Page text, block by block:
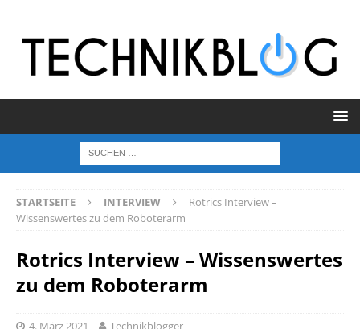
STARTSEITE INTERVIEW
Rotrics Interview –
Wissenswertes zu dem Roboterarm
Rotrics Interview – Wissenswertes
zu dem Roboterarm
4. März 2021 Technikblogger